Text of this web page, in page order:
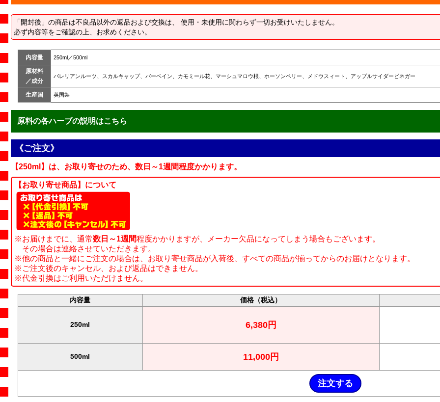
「開封後」の商品は不良品以外の返品および交換は、 使用・未使用に関わらず一切お受けいたしません。
必ず内容等をご確認の上、お求めください。
内容量 250ml／500ml
原材料
／成分
バレリアンルーツ、スカルキャップ、バーベイン、カモミール花、マーシュマロウ根、ホーソンベリー、メドウスィート、アップルサイダービネガー
生産国 英国製
原料の各ハーブの説明はこちら
《ご注文》
【250ml】は、お取り寄せのため、数日～1週間程度かかります。
【お取り寄せ商品】について
※お届けまでに、通常数日～1週間程度かかりますが、メーカー欠品になってしまう場合もございます。
その場合は連絡させていただきます。
※他の商品と一緒にご注文の場合は、お取り寄せ商品が入荷後、すべての商品が揃ってからのお届けとなります。
※ご注文後のキャンセル、および返品はできません。
※代金引換はご利用いただけません。
内容量 価格（税込）
250ml 6,380円
500ml 11,000円